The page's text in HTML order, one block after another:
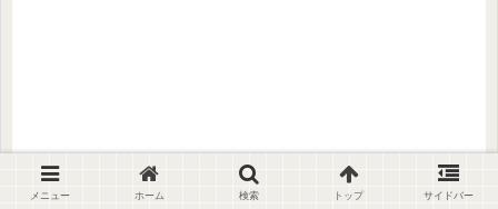
メニュー ホーム 検索 トップ サイドバー